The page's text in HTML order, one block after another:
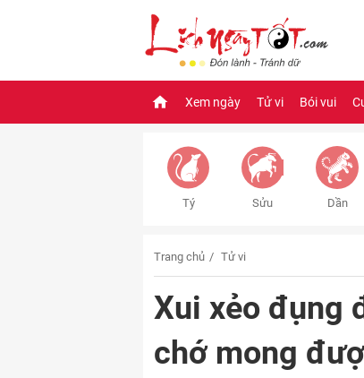
Xem ngày Tử vi Bói vui
Tý Sửu Dần
Trang chủ Tử vi
Xui xẻo đụng
chớ mong